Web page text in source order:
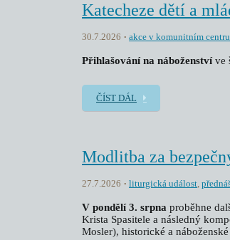
Katecheze dětí a
30.7.2026 akce v komunitním centru
Přihlašování na náboženstvíve
ČÍST DÁL
Modlitba za
27.7.2026 liturgická událost,
V pondělí 3. srpna proběhne
Krista Spasitele a následný
Mosler), historické a